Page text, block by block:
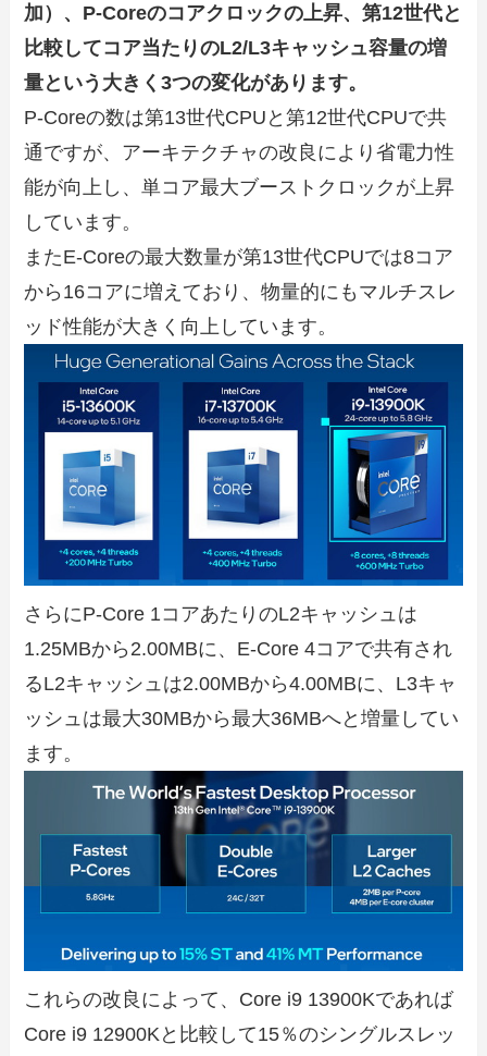
加）、P-Coreのコアクロックの上昇、第12世代と
比較してコア当たりのL2/L3キャッシュ容量の増
量という大きく3つの変化があります。
P-Coreの数は第13世代CPUと第12世代CPUで共
通ですが、アーキテクチャの改良により省電力性
能が向上し、単コア最大ブーストクロックが上昇
しています。
またE-Coreの最大数量が第13世代CPUでは8コア
から16コアに増えており、物量的にもマルチスレ
ッド性能が大きく向上しています。
さらにP-Core 1コアあたりのL2キャッシュは
1.25MBから2.00MBに、E-Core 4コアで共有され
るL2キャッシュは2.00MBから4.00MBに、L3キャ
ッシュは最大30MBから最大36MBへと増量してい
ます。
これらの改良によって、Core i9 13900Kであれば
Core i9 12900Kと比較して15％のシングルスレッ